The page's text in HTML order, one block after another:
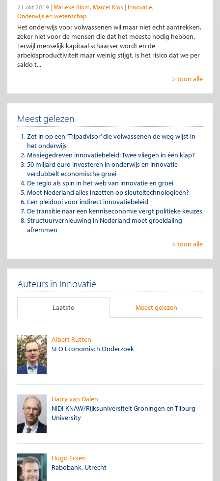
21 okt 2019 Marieke Blom Marcel Klok
Innovatie
Onderwijs en wetenschap
Het onderwijs voor volwassenen wil maar niet echt aantrekken,
zeker niet voor de mensen die dat het meeste nodig hebben.
Terwijl menselijk kapitaal schaarser wordt en de
arbeidsproductiviteit maar weinig stijgt, is het risico dat we per
saldo t...
> toon alle
Meest gelezen
Zet in op een ‘Tripadvisor’ die volwassenen de weg wijst in
het onderwijs
Missiegedreven innovatiebeleid: Twee vliegen in één klap?
50 miljard euro investeren in onderwijs en innovatie
verdubbelt economische groei
De regio als spin in het web van innovatie en groei
Moet Nederland alles inzetten op sleuteltechnologieën?
Een pleidooi voor indirect innovatiebeleid
De transitie naar een kenniseconomie vergt politieke keuzes
Structuurvernieuwing in Nederland moet groeidaling
afremmen
> toon alle
Auteurs in Innovatie
Laatste Meest gelezen
Albert Rutten
SEO Economisch Onderzoek
Harry van Dalen
NIDI-KNAW/Rijksuniversiteit Groningen en Tilburg
University
Hugo Erken
Rabobank, Utrecht